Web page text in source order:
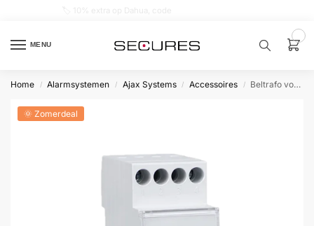
MENU
product…
Home / Alarmsystemen / Ajax Systems / Accessoires / Beltrafo voor videodeurbel
🌞 Zomerdeal